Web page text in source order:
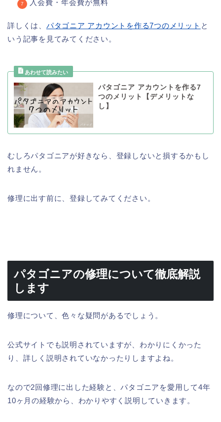
入会費・年会費が無料
詳しくは、 パタゴニア アカウントを作る7つのメリット と
いう記事を見てみてください。
パタゴニア アカウントを作る7
つのメリット【デメリットな
し】
むしろパタゴニアが好きなら、登録しないと損するかもし
れません。
修理に出す前に、登録してみてください。
パタゴニアの修理について徹底解説
します
修理について、色々な疑問があるでしょう。
公式サイトでも説明されていますが、わかりにくかった
り、詳しく説明されていなかったりしますよね。
なので2回修理に出した経験と、パタゴニアを愛用して4年
10ヶ月の経験から、わかりやすく説明していきます。